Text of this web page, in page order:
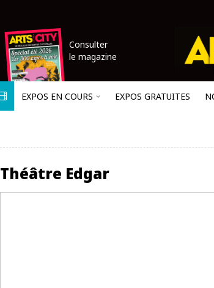
Consulter
le magazine
EXPOS EN COURS EXPOS GRATUITES
Théâtre Edgar